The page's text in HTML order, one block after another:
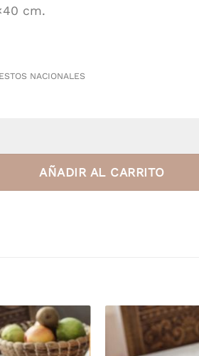
cm.
NACIONALES
AÑADIR AL CARRITO